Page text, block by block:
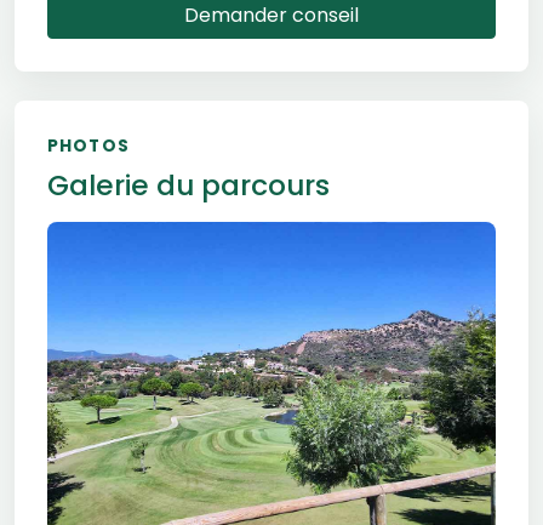
Demander conseil
PHOTOS
Galerie du parcours